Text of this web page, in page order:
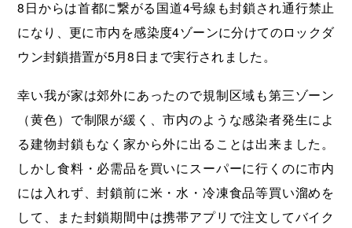
8日からは首都に繋がる国道4号線も封鎖され通行禁止
になり、更に市内を感染度4ゾーンに分けてのロックダ
ウン封鎖措置が5月8日まで実行されました。
幸い我が家は郊外にあったので規制区域も第三ゾーン
（黄色）で制限が緩く、市内のような感染者発生によ
る建物封鎖もなく家から外に出ることは出来ました。
しかし食料・必需品を買いにスーパーに行くのに市内
には入れず、封鎖前に米・水・冷凍食品等買い溜めを
して、また封鎖期間中は携帯アプリで注文してバイク